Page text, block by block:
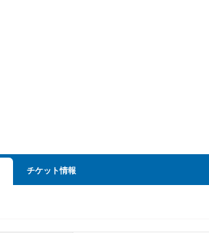
チケット情報